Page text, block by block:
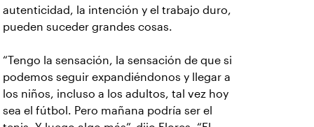
autenticidad, la intención y el trabajo duro,
pueden suceder grandes cosas.
“Tengo la sensación, la sensación de que si
podemos seguir expandiéndonos y llegar a
los niños, incluso a los adultos, tal vez hoy
sea el fútbol. Pero mañana podría ser el